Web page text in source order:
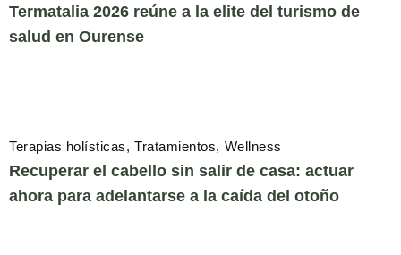
Termatalia 2026 reúne a la elite del turismo de
salud en Ourense
Terapias holísticas Tratamientos Wellness
Recuperar el cabello sin salir de casa: actuar
ahora para adelantarse a la caída del otoño